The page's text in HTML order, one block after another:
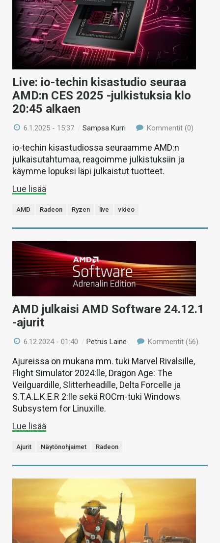
Live: io-techin kisastudio seuraa
AMD:n CES 2025 -julkistuksia klo
20:45 alkaen
6.1.2025 - 15:37 /Sampsa Kurri Kommentit (0)
io-techin kisastudiossa seuraamme AMD:n
julkaisutahtumaa, reagoimme julkistuksiin ja
käymme lopuksi läpi julkaistut tuotteet.
Lue lisää
AMD Radeon Ryzen live video
AMD julkaisi AMD Software 24.12.1
-ajurit
6.12.2024 - 01:40 /Petrus Laine Kommentit (56)
Ajureissa on mukana mm. tuki Marvel Rivalsille,
Flight Simulator 2024:lle, Dragon Age: The
Veilguardille, Slitterheadille, Delta Forcelle ja
S.T.A.L.K.E.R 2:lle sekä ROCm-tuki Windows
Subsystem for Linuxille.
Lue lisää
Ajurit Näytönohjaimet Radeon